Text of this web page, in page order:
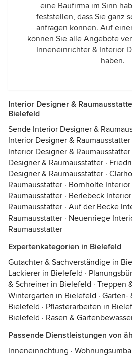
eine Baufirma im Sinn
feststellen, dass Sie ganz
anfragen können. Auf
können Sie alle Angebote
Inneneinrichter & Interior
haben.
Interior Designer &
Bielefeld
Sende Interior Designer &
Interior Designer & Raumausstatter
Interior Designer & Raumausstatter
Designer & Raumausstatter ·
Designer & Raumausstatter ·
Raumausstatter · Bornholte
Raumausstatter · Berlebeck
Raumausstatter · Auf der Becke
Raumausstatter · Neuenriege
Raumausstatter
Expertenkategorien in Bielefeld
Gutachter & Sachverständige in
Lackierer in Bielefeld ·
& Schreiner in Bielefeld · Treppen
Wintergärten in Bielefeld · Garten-
Bielefeld · Pflasterarbeiten in
Bielefeld · Rasen &
Passende Dienstleistungen von
Inneneinrichtung ·